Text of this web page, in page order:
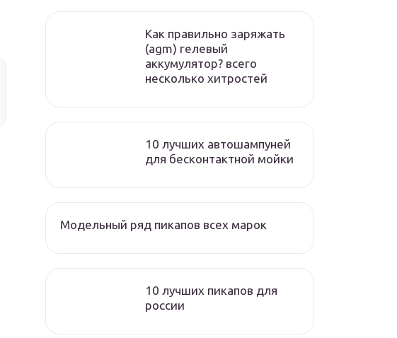
Как правильно заряжать
(agm) гелевый
аккумулятор? всего
несколько хитростей
10 лучших автошампуней
для бесконтактной мойки
Модельный ряд пикапов всех марок
10 лучших пикапов для
россии